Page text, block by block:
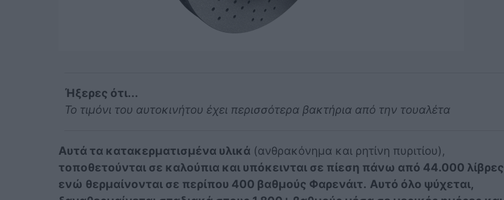
Ήξερες ότι...
Το τιμόνι του αυτοκινήτου έχει περισσότερα βακτήρια από την τουαλέτα
Αυτά τα κατακερματισμένα υλικά (ανθρακόνημα και ρητίνη πυριτίου),
τοποθετούνται σε καλούπια και υπόκεινται σε πίεση πάνω από 44.000 λίβρες
ενώ θερμαίνονται σε περίπου 400 βαθμούς Φαρενάιτ. Αυτό όλο ψύχεται,